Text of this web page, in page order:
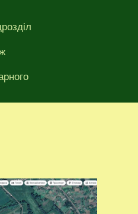
основного